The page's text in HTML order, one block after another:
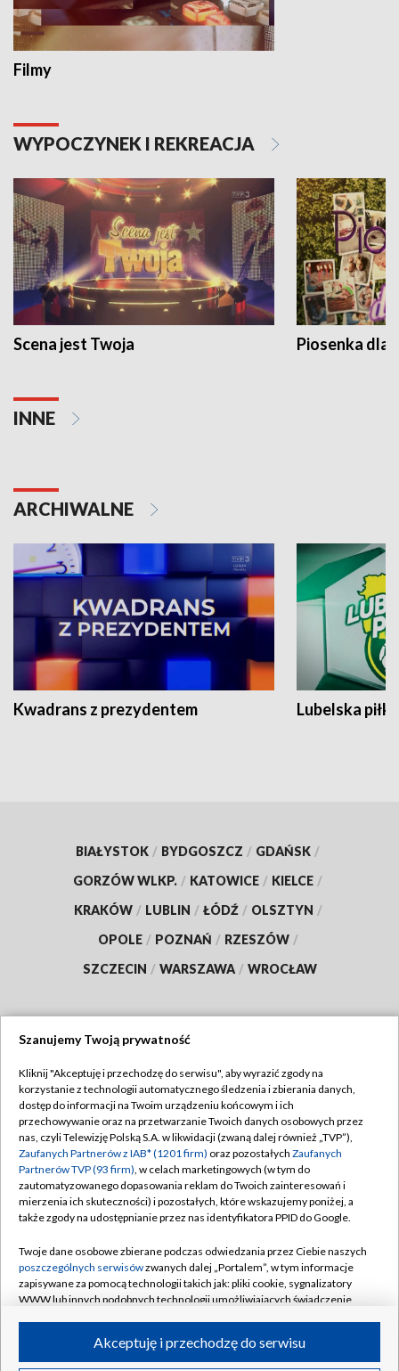
Filmy
WYPOCZYNEK I REKREACJA
Scena jest Twoja Piosenka dla
INNE
ARCHIWALNE
Kwadrans z prezydentem Lubelska piłka
BIAŁYSTOK / BYDGOSZCZ / GDAŃSK /
GORZÓW WLKP. / KATOWICE / KIELCE /
KRAKÓW / LUBLIN / ŁÓDŹ / OLSZTYN /
OPOLE / POZNAŃ / RZESZÓW /
SZCZECIN / WARSZAWA / WROCŁAW
TVP
Abonament TVP
Emisja w TVP
Centrum informacji TVP
Naziemna Telewizja Cyfrowa
Rada Programowa
System NOS
Informacje o nadawcy
Program dla prasy
Regulamin TVP
Polityka prywatności
Moje zgody
Pomoc
Kontakt
Kanały
Szanujemy Twoją prywatność
Kliknij "Akceptuję i przechodzę do serwisu", aby wyrazić zgody na
korzystanie z technologii automatycznego śledzenia i zbierania danych,
dostęp do informacji na Twoim urządzeniu końcowym i ich
przechowywanie oraz na przetwarzanie Twoich danych osobowych przez
nas, czyli Telewizję Polską S.A. w likwidacji (zwaną dalej również „TVP”),
Zaufanych Partnerów z IAB* (1201 firm) oraz pozostałych Zaufanych
Partnerów TVP (93 firm), w celach marketingowych (w tym do
zautomatyzowanego dopasowania reklam do Twoich zainteresowań i
mierzenia ich skuteczności) i pozostałych, które wskazujemy poniżej, a
także zgody na udostępnianie przez nas identyfikatora PPID do Google.
Twoje dane osobowe zbierane podczas odwiedzania przez Ciebie naszych
poszczególnych serwisówzwanych dalej „Portalem”, w tym informacje
zapisywane za pomocą technologii takich jak: pliki cookie, sygnalizatory
WWW lub innych podobnych technologii umożliwiających świadczenie
ruchu w Internecie.Akceptuję i przechodzę do serwisu